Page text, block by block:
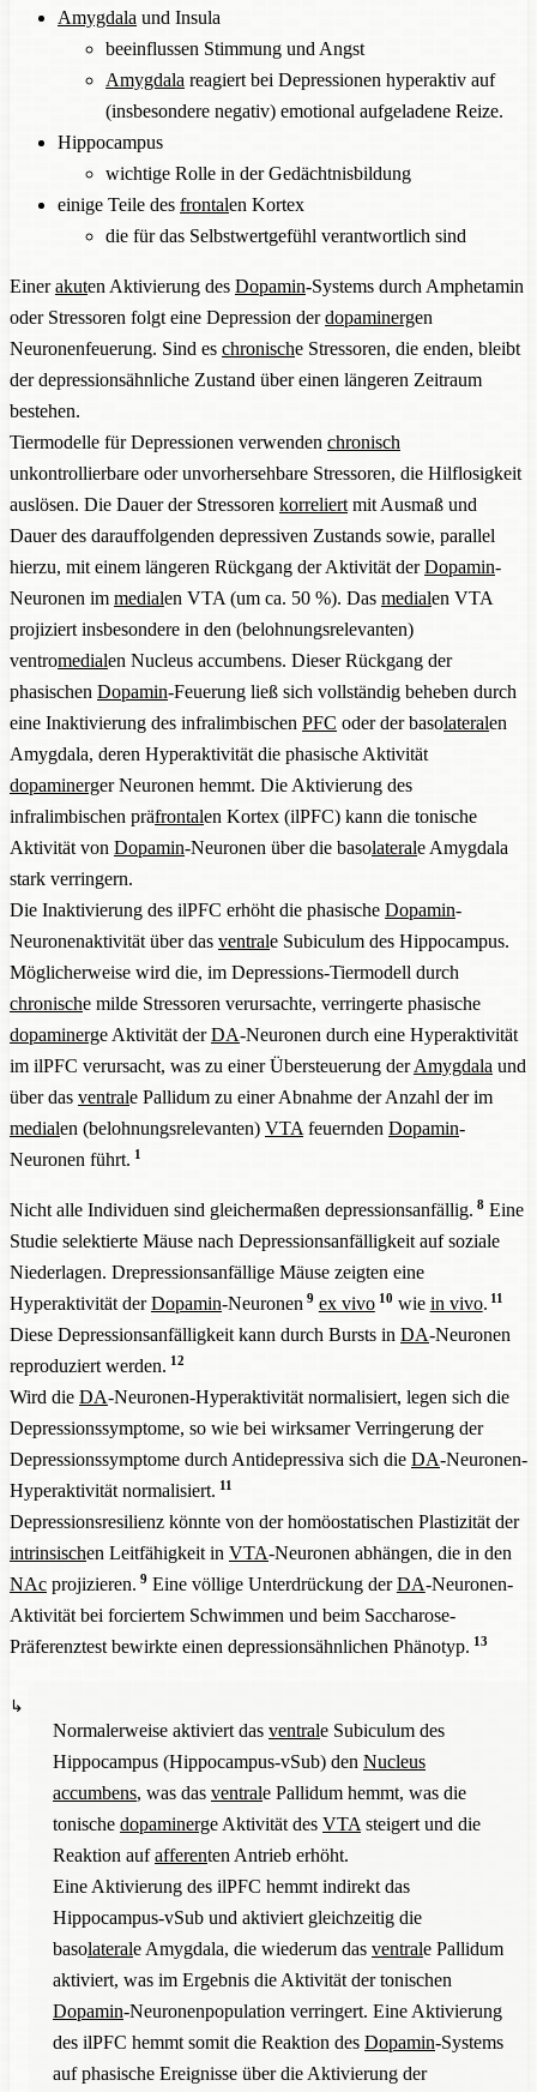
Amygdala und Insula
beeinflussen Stimmung und Angst
Amygdala reagiert bei Depressionen hyperaktiv auf
(insbesondere negativ) emotional aufgeladene Reize.
Hippocampus
wichtige Rolle in der Gedächtnisbildung
einige Teile des frontalen Kortex
die für das Selbstwertgefühl verantwortlich sind
Einerakuten Aktivierung des Dopamin-Systems durch Amphetamin
oder Stressoren folgt eine Depression derdopaminergen
Neuronenfeuerung. Sind es chronische Stressoren, die enden, bleibt
der depressionsähnliche Zustand über einen längeren Zeitraum
bestehen.
Tiermodelle für Depressionen verwenden chronisch
unkontrollierbare oder unvorhersehbare Stressoren, die Hilflosigkeit
auslösen. Die Dauer der Stressoren korreliert mit Ausmaß und
Dauer des darauffolgenden depressiven Zustands sowie, parallel
hierzu, mit einem längeren Rückgang der Aktivität derDopamin-
Neuronen im medialen VTA (um ca. 50 %). Das medialen VTA
projiziert insbesondere in den (belohnungsrelevanten)
ventromedialen Nucleus accumbens. Dieser Rückgang der
phasischen Dopamin-Feuerung ließ sich vollständig beheben durch
eine Inaktivierung des infralimbischen PFC oder der basolateralen
Amygdala, deren Hyperaktivität die phasische Aktivität
dopaminerger Neuronen hemmt. Die Aktivierung des
infralimbischen präfrontalen Kortex (ilPFC) kann die tonische
Aktivität von Dopamin-Neuronen über die basolaterale Amygdala
stark verringern.
Die Inaktivierung des ilPFC erhöht die phasische Dopamin-
Neuronenaktivität über das ventrale Subiculum des Hippocampus.
Möglicherweise wird die, im Depressions-Tiermodell durch
chronische milde Stressoren verursachte, verringerte phasische
dopaminerge Aktivität derDA-Neuronen durch eine Hyperaktivität
im ilPFC verursacht, was zu einer Übersteuerung derAmygdala und
über das ventrale Pallidum zu einer Abnahme der Anzahl der im
medialen (belohnungsrelevanten) VTA feuernden Dopamin-
Neuronen führt. 1
Nicht alle Individuen sind gleichermaßen depressionsanfällig. 8Eine
Studie selektierte Mäuse nach Depressionsanfälligkeit auf soziale
Niederlagen. Drepressionsanfällige Mäuse zeigten eine
Hyperaktivität derDopamin-Neuronen 9 ex vivo 10 wie in vivo. 11
Diese Depressionsanfälligkeit kann durch Bursts in DA-Neuronen
reproduziert werden. 12
Wird die DA-Neuronen-Hyperaktivität normalisiert, legen sich die
Depressionssymptome, so wie bei wirksamer Verringerung der
Depressionssymptome durch Antidepressiva sich die DA-Neuronen-
Hyperaktivität normalisiert. 11
Depressionsresilienz könnte von der homöostatischen Plastizität der
intrinsischen Leitfähigkeit in VTA-Neuronen abhängen, die in den
NAc projizieren. 9Eine völlige Unterdrückung derDA-Neuronen-
Aktivität bei forciertem Schwimmen und beim Saccharose-
Präferenztest bewirkte einen depressionsähnlichen Phänotyp. 13
Normalerweise aktiviert das ventrale Subiculum des
Hippocampus (Hippocampus-vSub) den Nucleus
accumbens, was das ventrale Pallidum hemmt, was die
tonische dopaminerge Aktivität des VTA steigert und die
Reaktion aufafferenten Antrieb erhöht.
Eine Aktivierung des ilPFC hemmt indirekt das
Hippocampus-vSub und aktiviert gleichzeitig die
basolaterale Amygdala, die wiederum das ventrale Pallidum
aktiviert, was im Ergebnis die Aktivität der tonischen
Dopamin-Neuronenpopulation verringert. Eine Aktivierung
des ilPFC hemmt somit die Reaktion des Dopamin-Systems
auf phasische Ereignisse über die Aktivierung der